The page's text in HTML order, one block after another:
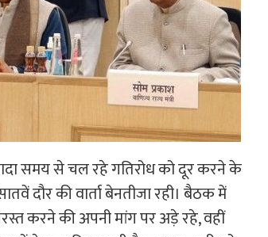
समय से चल रहे गतिरोध को दूर करने के
दौर की वार्ता बेनतीजा रही। बैठक में
करने की अपनी मांग पर अड़े रहे, वहीं